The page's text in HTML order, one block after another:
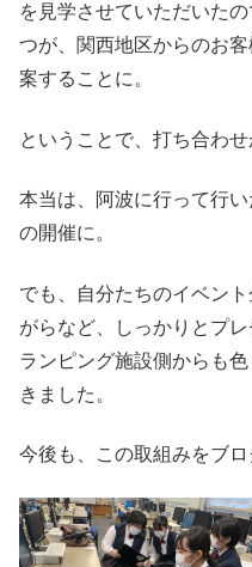
を見学させていただいた
つが、関西地区からのお
案することに。
ということで、打ち合わせ
本当は、阿波に行って行
の開催に。
でも、自分たちのイベン
がらなど、しっかりとプ
ランピング施設側からも
きました。
今後も、この取組みをブ